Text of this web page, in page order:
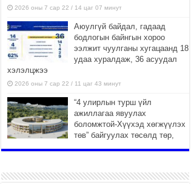
2026 оны 7 сар 22 / 14 цаг 07 минут
Аюулгүй байдал, гадаад
бодлогын байнгын хороо
ээлжит чуулганы хугацаанд 18
удаа хуралдаж, 36 асуудал
хэлэлцжээ
2026 оны 7 сар 22 / 11 цаг 43 минут
“4 улирлын турш үйл
ажиллагаа явуулах
боломжтой-Хүүхэд хөгжүүлэх
төв” байгуулах төсөлд төр,